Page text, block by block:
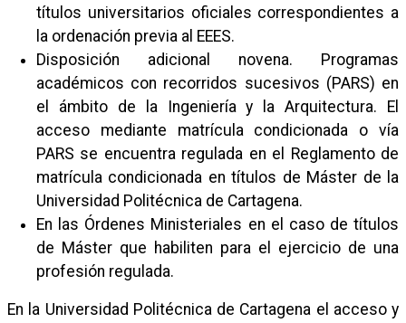
títulos universitarios oficiales correspondientes a
la ordenación previa al EEES.
Disposición adicional novena. Programas
académicos con recorridos sucesivos (PARS) en
el ámbito de la Ingeniería y la Arquitectura. El
acceso mediante matrícula condicionada o vía
PARS se encuentra regulada en el Reglamento de
matrícula condicionada en títulos de Máster de la
Universidad Politécnica de Cartagena.
En las Órdenes Ministeriales en el caso de títulos
de Máster que habiliten para el ejercicio de una
profesión regulada.
En la Universidad Politécnica de Cartagena el acceso y